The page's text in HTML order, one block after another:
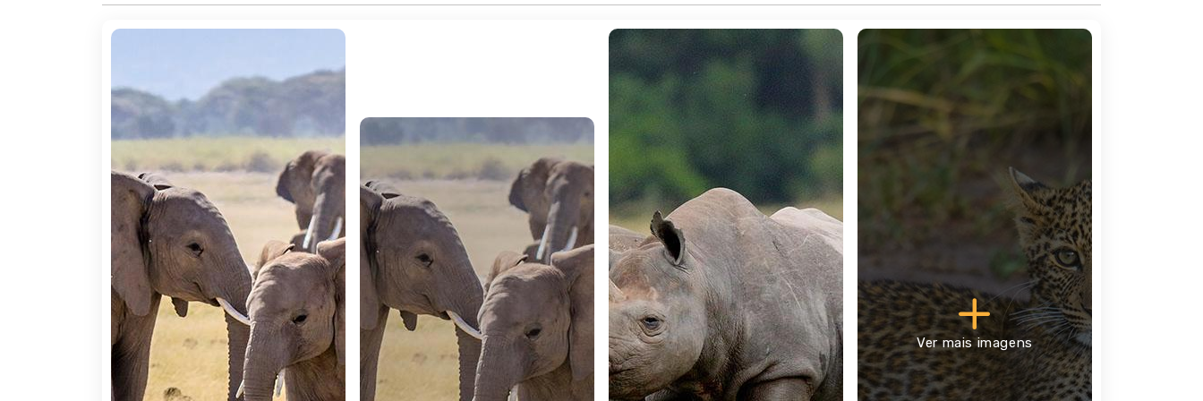
2º DIA PC NAIROBI / MASAI MARA
Pequeno-almoço e, por volta das 7h30 (hora a reconfirmar localmente), saída em veículo 4x4 até ao Parque Nacional Masai Mara (com passagem no
aeroporto para recolher os restantes passageiros), a continuação do ecossistema do Serengeti em terras quenianas. Uma reserva onde poderá
observar em qualquer altura do ano aqueles que são considerados os 5 grandes (âBig Fiveâ) da savana - o leão, o búfalo, o elefante, o leopardo e o
rinoceronte â bem como 540 espécies de aves. Passagem pelo Vale do Rift, onde se vai realizar uma breve paragem num miradouro para apreciar uma
espetacular vista panorâmica sobre esta gigantesca falha geológica. Após a paragem, continua descendo o vale, passando pela aldeia de Mai Mahiu e
cidade de Narok, que é considerada a capital da comunidade indígena Maasai no Quénia. Chegada ao lodge e almoço. De tarde, realização do
primeiro safari no âReino do Leãoâ com regresso ao lodge ao pôr-do-sol. Jantar e alojamento.
3º DIA PC - MASAI MARA
Estadia em regime de pensão completa. Assumindo o papel de explorador da savana africana, o seu dia deve ser bem aproveitado do nascer ao pôr-
do-sol. Fotografe, filme, observe e desfrute durante dois safaris - um de manhã e outro de tarde. Se preferir, poderá levar um almoço em bolsa de
piquenique e passar o dia em safari, seguindo as pegadas dos animais e ouvindo a música da natureza. Alojamento.
Ver mais imagens